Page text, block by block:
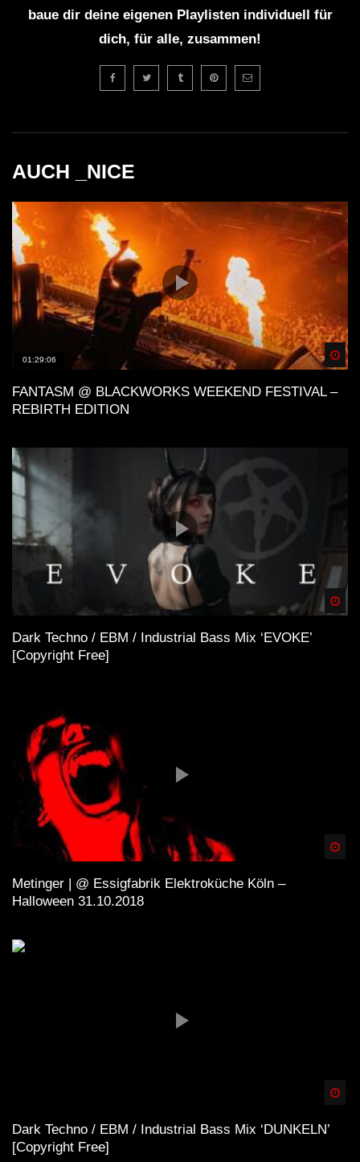
baue dir deine eigenen Playlisten individuell für
dich, für alle, zusammen!
AUCH _NICE
01:29:06
FANTASM @ BLACKWORKS WEEKEND FESTIVAL –
REBIRTH EDITION
Dark Techno / EBM / Industrial Bass Mix ‘EVOKE’
[Copyright Free]
Metinger | @ Essigfabrik Elektroküche Köln –
Halloween 31.10.2018
Dark Techno / EBM / Industrial Bass Mix ‘DUNKELN’
[Copyright Free]